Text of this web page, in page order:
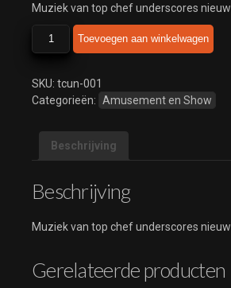
Muziek van top chef underscores nieuw
chef
nieuw
aantal
Toevoegen aan winkelwagen
SKU: tcun-001
Categorieën: Amusement en Show
Beschrijving
Beschrijving
Muziek van top chef underscores nieuw
Gerelateerde producten